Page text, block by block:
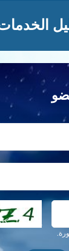
احصل على